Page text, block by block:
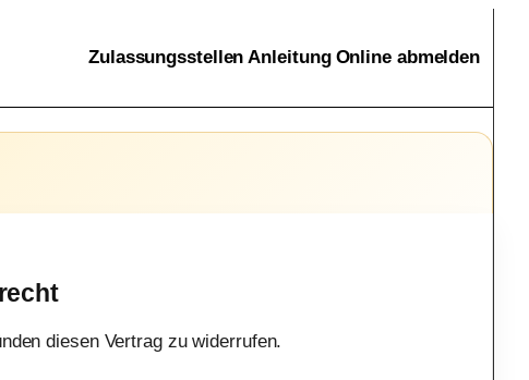
Zulassungsstellen Anleitung Online abmelden
diesen Vertrag zu widerrufen.